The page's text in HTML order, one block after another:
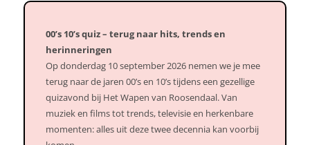
00’s 10’s quiz – terug naar hits, trends en
herinneringen
Op donderdag 10 september 2026 nemen we je mee
terug naar de jaren 00’s en 10’s tijdens een gezellige
quizavond bij Het Wapen van Roosendaal. Van
muziek en films tot trends, televisie en herkenbare
momenten: alles uit deze twee decennia kan voorbij